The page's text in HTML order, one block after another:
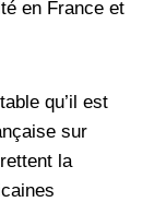
en France et
qu’il est
sur
la